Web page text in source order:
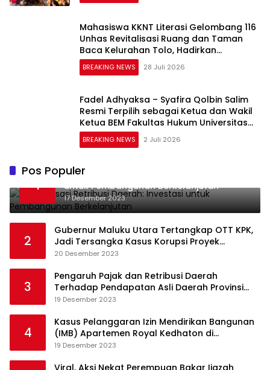
Mahasiswa KKNT Literasi Gelombang 116
Unhas Revitalisasi Ruang dan Taman
Baca Kelurahan Tolo, Hadirkan
CAKRAWALA sebagai Pusat Literasi
Masyarakat
BREAKING NEWS 28 Juli 2026
Fadel Adhyaksa – Syafira Qolbin Salim
Resmi Terpilih sebagai Ketua dan Wakil
Ketua BEM Fakultas Hukum Universitas
Jambi Periode 2026–2027
BREAKING NEWS 2 Juli 2026
Pos Populer
1
Optimalisasi Retribusi Daerah: Investasi
untuk Pembangunan Berkelanjutan
17 Desember 2023
2
Gubernur Maluku Utara Tertangkap OTT KPK,
Jadi Tersangka Kasus Korupsi Proyek
Pengadaan Barang dan Jasa
20 Desember 2023
3
Pengaruh Pajak dan Retribusi Daerah
Terhadap Pendapatan Asli Daerah Provinsi
Jambi
19 Desember 2023
4
Kasus Pelanggaran Izin Mendirikan Bangunan
(IMB) Apartemen Royal Kedhaton di
Yogyakarta
19 Desember 2023